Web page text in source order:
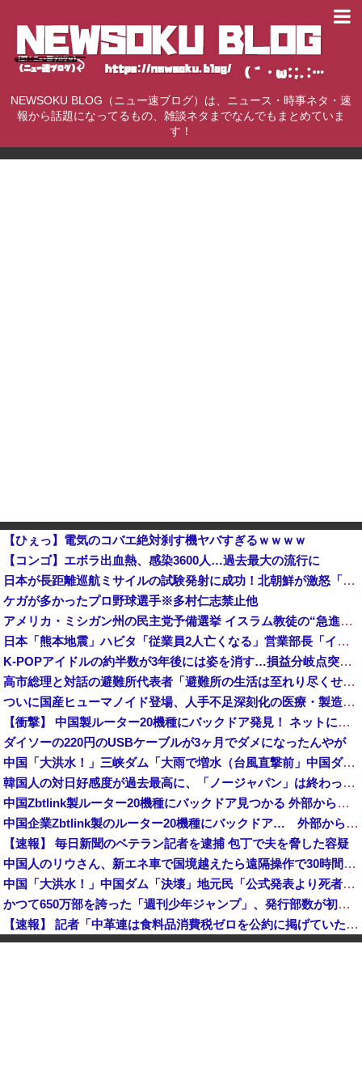
NEWSOKU BLOG（ニュー速ブログ）は、ニュース・時事ネタ・速
報から話題になってるもの、雑談ネタまでなんでもまとめていま
す！
【ひぇっ】電気のコバエ絶対刹す機ヤバすぎるｗｗｗｗ
【コンゴ】エボラ出血熱、感染3600人…過去最大の流行に
日本が長距離巡航ミサイルの試験発射に成功！北朝鮮が激怒「日本が戦争国家になろうとしている」「絶対に傍観しない、必ず後悔させる」
ケガが多かったプロ野球選手※多村仁志禁止他
アメリカ・ミシガン州の民主党予備選挙 イスラム教徒の“急進左派”候補が勝利確実に⋯トランプ氏は批判
日本「熊本地震」ハビタ「従業員2人亡くなる」営業部長「イオンのスタッフに制止されなかった」日本「部長が連絡後の店員行動を証言（謎」イオン「再入館可能の事実ない」→
K-POPアイドルの約半数が3年後には姿を消す…損益分岐点突破は4％未満
高市総理と対話の避難所代表者「避難所の生活は至れり尽くせりで全く不自由ない、ありがとう！日本人でよかった！」
ついに国産ヒューマノイド登場、人手不足深刻化の医療・製造現場などでの活用想定！
【衝撃】 中国製ルーター20機種にバックドア発見！ ネットに繋ぐだけで35秒ごとに中国のサーバーと通信
ダイソーの220円のUSBケーブルが3ヶ月でダメになったんやが
中国「大洪水！」三峡ダム「大雨で増水（台風直撃前」中国ダム「緊急放流！」中国鉄道「列車が走行中に流される」中国避難所「支援物資は有料です」謎の勢力「え」→
韓国人の対日好感度が過去最高に、「ノージャパン」は終わった？＝ネット「中国より100倍いい」
中国Zbtlink製ルーター20機種にバックドア見つかる 外部から完全制御のおそれ
中国企業Zbtlink製のルーター20機種にバックドア… 外部から完全制御のおそれ
【速報】 毎日新聞のベテラン記者を逮捕 包丁で夫を脅した容疑
中国人のリウさん、新エネ車で国境越えたら遠隔操作で30時間ロックされる！
中国「大洪水！」中国ダム「決壊」地元民「公式発表より死者多い！」中国政府「住民拘束！（安否不明」中国当局「救助隊動画も削除」台風13号「三峡ダム接近中」→
かつて650万部を誇った「週刊少年ジャンプ」、発行部数が初の100万部割れ
【速報】 記者「中革連は食料品消費税ゼロを公約に掲げていたが？」→階猛氏「そ、それは財源確保という条件付き」
「コンビニ、馬鹿にすんなよ」→あのオーナー夫婦、不起訴ｗｗｗｗｗｗｗｗｗ